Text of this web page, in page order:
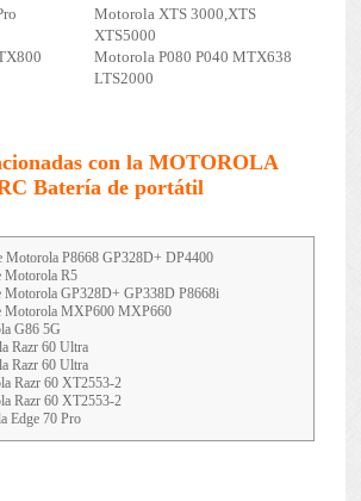
Motorola XTS 3000,XTS
XTS5000
Motorola P080 P040 MTX638
LTS2000
con la MOTOROLA
Batería de portátil
P8668 GP328D+ DP4400
R5
GP328D+ GP338D P8668i
Motorola MXP600 MXP660
G86 5G
Razr 60 Ultra
Razr 60 Ultra
Razr 60 XT2553-2
Razr 60 XT2553-2
Edge 70 Pro